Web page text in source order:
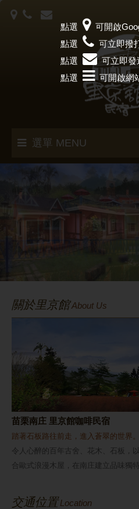
選單 MENU
訂房須知
服務設施
相簿剪影
週邊景點
交通位置
優惠訊息
關於里京館About Us
苗栗南庄 里京館咖啡民宿
踏著石板路往前走，進入蒼翠的世界。
令人心醉的百年古舍、花木、石板，
合歐式浪漫木屋，在南庄建立品味獨
交通位置 Location
點選
可開啟
點選
可立即撥
點選
可立即發
點選
可開啟網